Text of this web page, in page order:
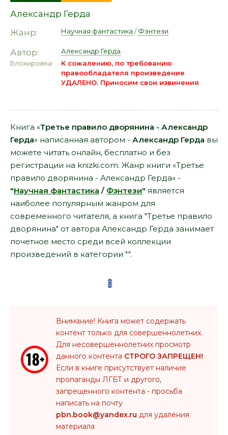
Александр Герда
Жанр:
Научная фантастика /Фэнтези
Автор:
Александр Герда
Блокировка:
К сожалению, по требованию
правообладателя произведение
УДАЛЕНО. Приносим свои извинения
Книга «Третье правило дворянина - Александр
Герда» написанная автором - Александр Герда вы
можете читать онлайн, бесплатно и без
регистрации на knizki.com. Жанр книги «Третье
правило дворянина - Александр Герда» -
"Научная фантастика / Фэнтези" является
наиболее популярным жанром для
современного читателя, а книга "Третье правило
дворянина" от автора Александр Герда занимает
почетное место среди всей коллекции
произведений в категории "".
Внимание! Книга может содержать
контент только для совершеннолетних.
Для несовершеннолетних просмотр
данного контента СТРОГО ЗАПРЕЩЕН!
Если в книге присутствует наличие
пропаганды ЛГБТ и другого,
запрещенного контента - просьба
написать на почту
pbn.book@yandex.ru для удаления
материала